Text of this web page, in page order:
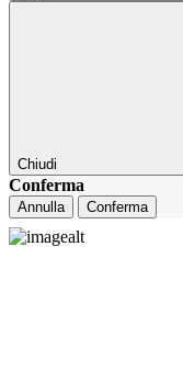
Chiudi
Conferma
Annulla Conferma